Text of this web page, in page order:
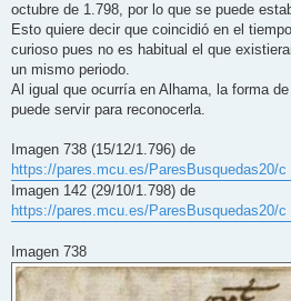
octubre de 1.798, por lo que se puede
Esto quiere decir que coincidió en el
curioso pues no es habitual el que
un mismo periodo.
Al igual que ocurría en Alhama, la forma
puede servir para reconocerla.
Imagen 738 (15/12/1.796) de
https://pares.mcu.es/ParesBusquedas20/c
Imagen 142 (29/10/1.798) de
https://pares.mcu.es/ParesBusquedas20/c
Imagen 738